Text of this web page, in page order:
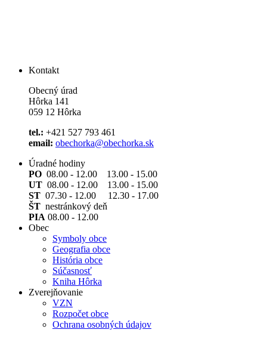
Kontakt
Obecný úrad
Hôrka 141
059 12 Hôrka
tel.: +421 527 793 461
email: obechorka@obechorka.sk
Úradné hodiny
PO 08.00 - 12.00 13.00 - 15.00
UT 08.00 - 12.00 13.00 - 15.00
ST 07.30 - 12.00 12.30 - 17.00
ŠT nestránkový deň
PIA 08.00 - 12.00
Obec
Symboly obce
Geografia obce
História obce
Súčasnosť
Kniha Hôrka
Zverejňovanie
VZN
Rozpočet obce
Ochrana osobných údajov